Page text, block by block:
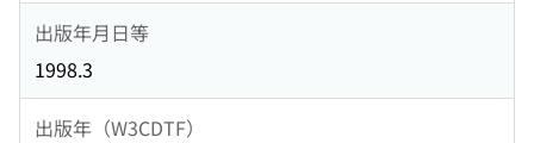
出版年月日等
1998.3
出版年（W3CDTF）